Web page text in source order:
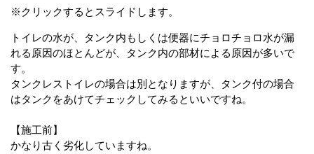
※クリックするとスライドします。
トイレの水が、タンク内もしくは便器にチョロチョロ水が漏
れる原因のほとんどが、タンク内の部材による原因が多いで
す。
タンクレストイレの場合は別となりますが、タンク付の場合
はタンクをあけてチェックしてみるといいですね。
【施工前】
かなり古く劣化していますね。